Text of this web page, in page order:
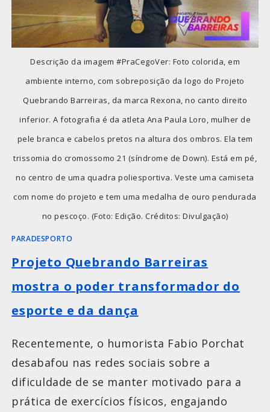
Descrição da imagem #PraCegoVer: Foto colorida, em
ambiente interno, com sobreposição da logo do Projeto
Quebrando Barreiras, da marca Rexona, no canto direito
inferior. A fotografia é da atleta Ana Paula Loro, mulher de
pele branca e cabelos pretos na altura dos ombros. Ela tem
trissomia do cromossomo 21 (síndrome de Down). Está em pé,
no centro de uma quadra poliesportiva. Veste uma camiseta
com nome do projeto e tem uma medalha de ouro pendurada
no pescoço. (Foto: Edição. Créditos: Divulgação)
PARADESPORTO
Projeto Quebrando Barreiras
mostra o poder transformador do
esporte e da dança
Recentemente, o humorista Fabio Porchat
desabafou nas redes sociais sobre a
dificuldade de se manter motivado para a
prática de exercícios físicos, engajando